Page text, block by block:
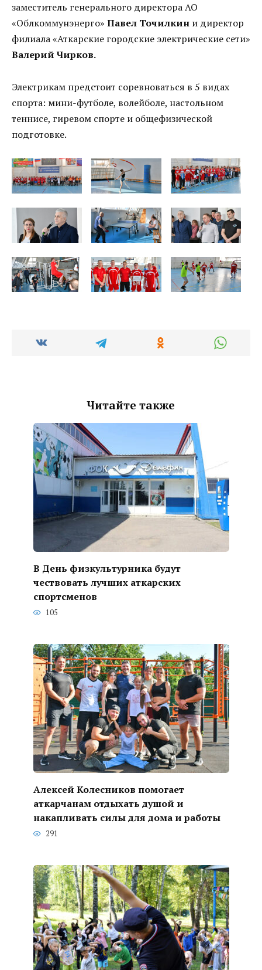
заместитель генерального директора АО
«Облкоммунэнерго» Павел Точилкин и директор
филиала «Аткарские городские электрические сети»
Валерий Чирков.
Электрикам предстоит соревноваться в 5 видах
спорта: мини-футболе, волейболе, настольном
теннисе, гиревом спорте и общефизической
подготовке.
Читайте также
В День физкультурника будут
чествовать лучших аткарских
спортсменов
105
Алексей Колесников помогает
аткарчанам отдыхать душой и
накапливать силы для дома и работы
291